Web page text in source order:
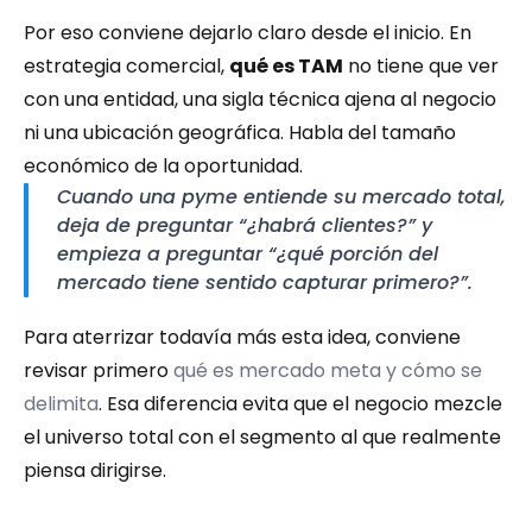
Por eso conviene dejarlo claro desde el inicio. En
estrategia comercial, qué es TAM no tiene que ver
con una entidad, una sigla técnica ajena al negocio
ni una ubicación geográfica. Habla del tamaño
económico de la oportunidad.
Cuando una pyme entiende su mercado total,
deja de preguntar “¿habrá clientes?” y
empieza a preguntar “¿qué porción del
mercado tiene sentido capturar primero?”.
Para aterrizar todavía más esta idea, conviene
revisar primero qué es mercado meta y cómo se
delimita. Esa diferencia evita que el negocio mezcle
el universo total con el segmento al que realmente
piensa dirigirse.